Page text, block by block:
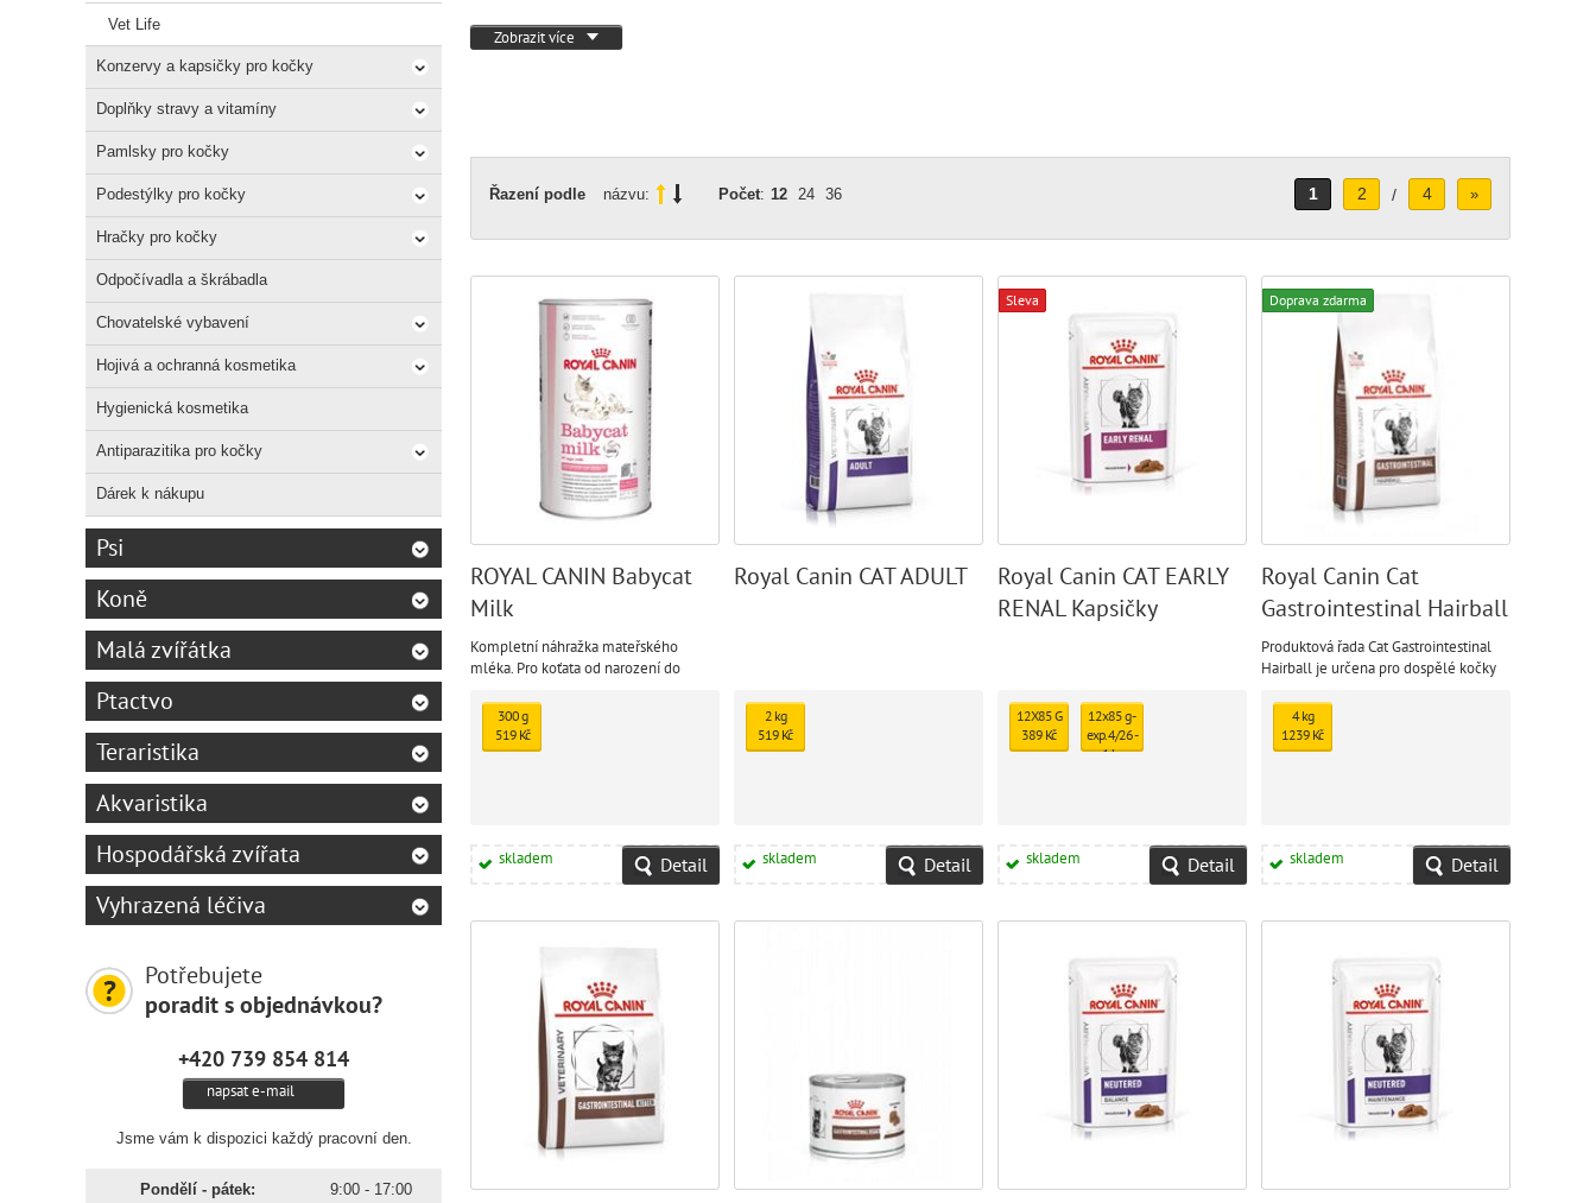
Zobrazit více
Řazení podle názvu: Počet: 12 24 36 1 2 / 4 »
ROYAL CANIN Babycat
Milk
Kompletní náhražka mateřského
mléka. Pro koťata od narození do
300 g
519 Kč
skladem Detail
Royal Canin CAT ADULT
2 kg
519 Kč
skladem Detail
Sleva
Royal Canin CAT EARLY
RENAL Kapsičky
12X85 G
389 Kč
12x85 g -
exp. 4/26 -
1 ks
skladem Detail
Doprava zdarma
Royal Canin Cat
Gastrointestinal Hairball
Produktová řada Cat Gastrointestinal
Hairball je určena pro dospělé kočky
4 kg
1239 Kč
skladem Detail
Vet Life
Konzervy a kapsičky pro kočky
Doplňky stravy a vitamíny
Pamlsky pro kočky
Podestýlky pro kočky
Hračky pro kočky
Odpočívadla a škrábadla
Chovatelské vybavení
Hojivá a ochranná kosmetika
Hygienická kosmetika
Antiparazitika pro kočky
Dárek k nákupu
Psi
Koně
Malá zvířátka
Ptactvo
Teraristika
Akvaristika
Hospodářská zvířata
Vyhrazená léčiva
Potřebujete
poradit s objednávkou?
+420 739 854 814
napsat e-mail
Jsme vám k dispozici každý pracovní den.
Pondělí - pátek: 9:00 - 17:00